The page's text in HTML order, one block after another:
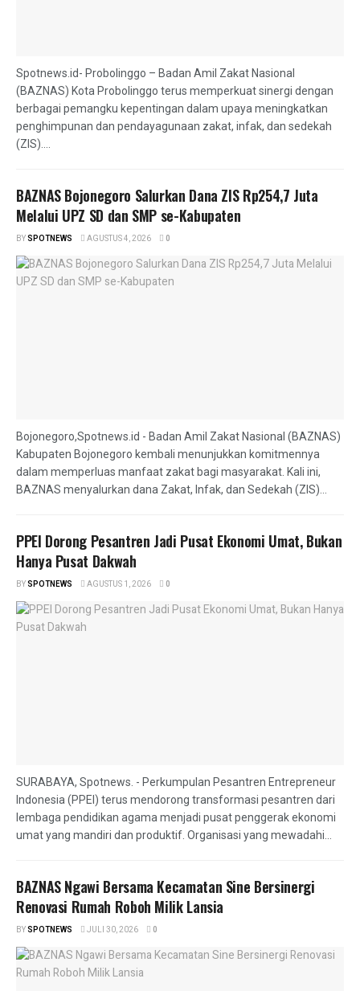
Spotnews.id- Probolinggo – Badan Amil Zakat Nasional
(BAZNAS) Kota Probolinggo terus memperkuat sinergi dengan
berbagai pemangku kepentingan dalam upaya meningkatkan
penghimpunan dan pendayagunaan zakat, infak, dan sedekah
(ZIS)....
BAZNAS Bojonegoro Salurkan Dana ZIS Rp254,7 Juta
Melalui UPZ SD dan SMP se-Kabupaten
BYSPOTNEWS AGUSTUS 4, 2026 0
Bojonegoro,Spotnews.id - Badan Amil Zakat Nasional (BAZNAS)
Kabupaten Bojonegoro kembali menunjukkan komitmennya
dalam memperluas manfaat zakat bagi masyarakat. Kali ini,
BAZNAS menyalurkan dana Zakat, Infak, dan Sedekah (ZIS)...
PPEI Dorong Pesantren Jadi Pusat Ekonomi Umat, Bukan
Hanya Pusat Dakwah
BYSPOTNEWS AGUSTUS 1, 2026 0
SURABAYA, Spotnews. - Perkumpulan Pesantren Entrepreneur
Indonesia (PPEI) terus mendorong transformasi pesantren dari
lembaga pendidikan agama menjadi pusat penggerak ekonomi
umat yang mandiri dan produktif. Organisasi yang mewadahi...
BAZNAS Ngawi Bersama Kecamatan Sine Bersinergi
Renovasi Rumah Roboh Milik Lansia
BYSPOTNEWS JULI 30, 2026 0